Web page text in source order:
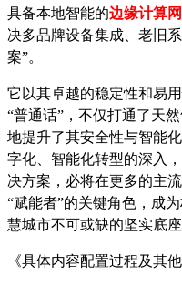
具备本地智能的边缘计算
决多品牌设备集成、老旧
案”。
它以其卓越的稳定性和易
“普通话”，不仅打通了天
地提升了其安全性与智能
字化、智能化转型的深入
决方案，必将在更多的主
“赋能者”的关键角色，成
慧城市不可或缺的坚实底座
《具体内容配置过程及其